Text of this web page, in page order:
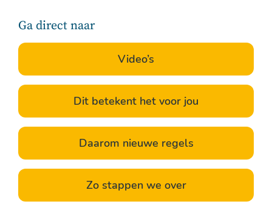
Ga direct naar
Video’s
Dit betekent het voor jou
Daarom nieuwe regels
Zo stappen we over